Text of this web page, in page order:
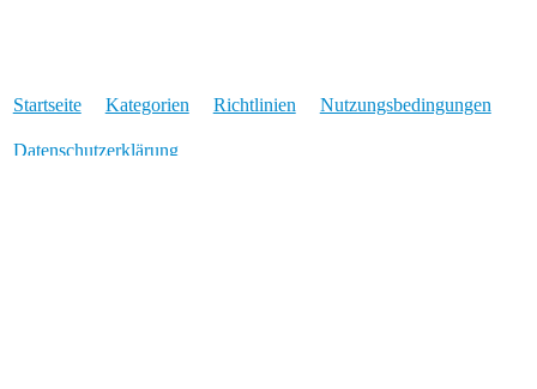
Startseite Kategorien Richtlinien Nutzungsbedingungen
Datenschutzerklärung